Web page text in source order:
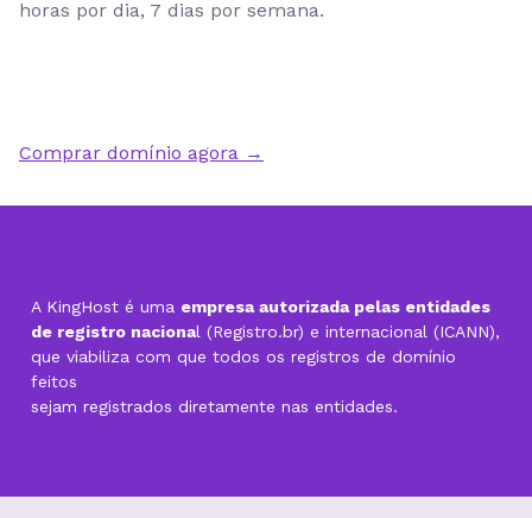
horas por dia, 7 dias por semana.
Comprar domínio agora →
A KingHost é uma empresa autorizada pelas entidades
de registro nacional (Registro.br) e internacional (ICANN),
que viabiliza com que todos os registros de domínio
feitos
sejam registrados diretamente nas entidades.